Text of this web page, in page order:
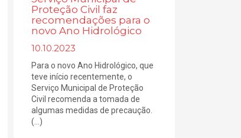
Proteção Civil faz
recomendações para o
novo Ano Hidrológico
10.10.2023
Para o novo Ano Hidrológico, que
teve início recentemente, o
Serviço Municipal de Proteção
Civil recomenda a tomada de
algumas medidas de precaução.
(...)